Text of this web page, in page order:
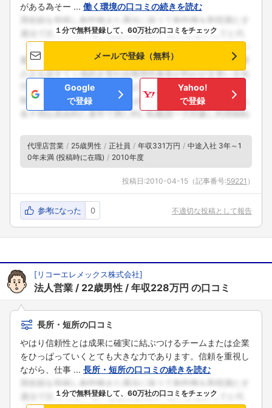
こちらの企業もフォローしませんか？
がある為そー ... 働く環境の口コミの続きを読む
１分で無料登録して、60万社の口コミをチェック
メールで登録（無料）
Google
で登録
Yahoo!
で登録
代理店営業 25歳男性 正社員 年収331万円
中途入社 3年～1
0年未満 (投稿時に在職)
2010年度
投稿日:2010-04-15 （記事番号:59221 ）
参考になった 0 不適切な投稿として報告
[リコーエレメックス株式会社]
法人営業 22歳男性 年収228万円 の口コミ
長所・短所の口コミ
やはり信頼性とは成果に確実に結ぶつけるチームまたは企業
をひっぱっていくとても大きな力であります。信頼を重視し
ながら、仕事 ... 長所・短所の口コミの続きを読む
１分で無料登録して、60万社の口コミをチェック